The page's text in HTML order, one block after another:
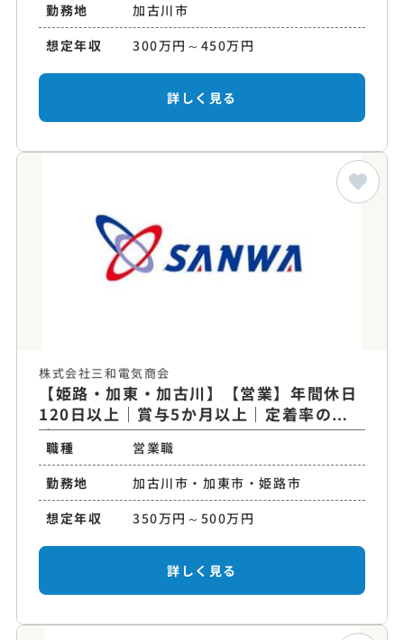
勤務地
加古川市
想定年収
300万円～450万円
詳しく見る
株式会社三和電気商会
【姫路・加東・加古川】【営業】年間休日
120日以上｜賞与5か月以上｜定着率の高
め
職種
営業職
勤務地
加古川市・加東市・姫路市
想定年収
350万円～500万円
詳しく見る